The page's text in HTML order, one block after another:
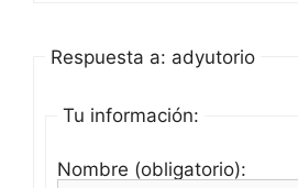
Respuesta a: adyutorio
Tu información:
Nombre (obligatorio):